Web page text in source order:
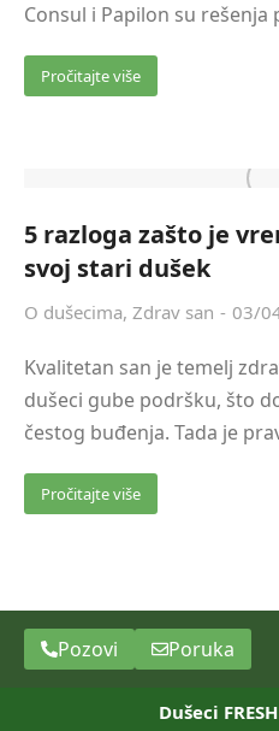
Consul i Papilon su rešenja
Pročitajte više
5 razloga zašto je
svoj stari dušek
O dušecima, Zdrav san 03/
Kvalitetan san je temelj
dušeci gube podršku, što
čestog buđenja. Tada je
Pročitajte više
Pozovi Poruka
Dušeci FRESH